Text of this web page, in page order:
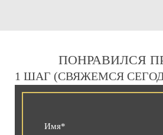
ПОНРАВИЛСЯ
1 ШАГ (СВЯЖЕМСЯ